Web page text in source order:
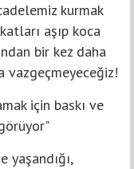
kurmak
aşıp koca
bir kez daha
vazgeçmeyeceğiz!
için baskı ve
yaşandığı,